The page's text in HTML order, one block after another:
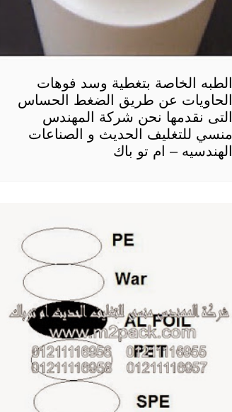
الطبه الخاصة بتغطية وسد فوهات
الحاويات عن طريق الضغط الحساس
التى نقدمها نحن شركة المهندس
منسي للتغليف الحديث و الصناعات
الهندسيه – ام تو باك